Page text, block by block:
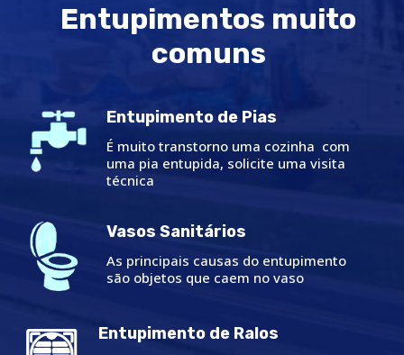
Entupimentos muito
comuns
Entupimento de Pias
É muito transtorno uma cozinha com
uma pia entupida, solicite uma visita
técnica
Vasos Sanitários
As principais causas do entupimento
são objetos que caem no vaso
Entupimento de Ralos